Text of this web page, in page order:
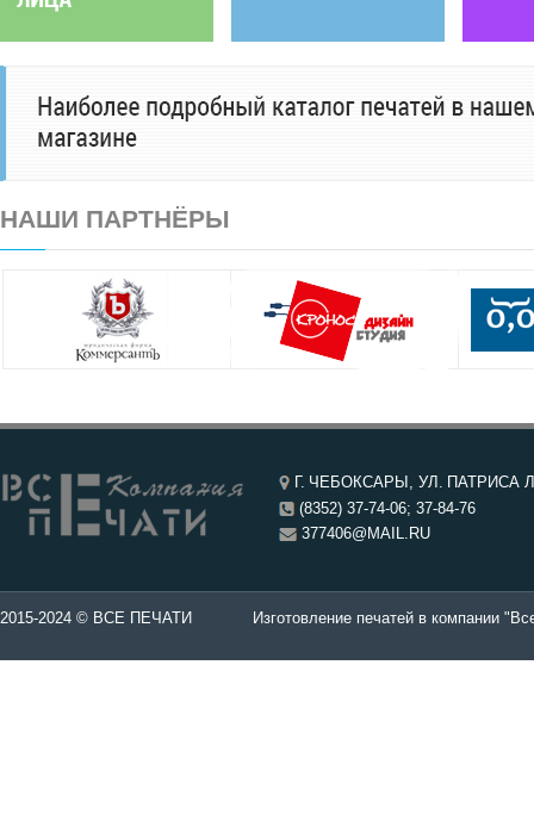
НАШИ ПАРТНЁРЫ
Г. ЧЕБОКСАРЫ, УЛ. ПАТРИСА
(8352) 37-74-06; 37-84-76
377406@MAIL.RU
и штампы". Изготовление печатей в компании
2015-2024 © ВСЕ ПЕЧАТИ